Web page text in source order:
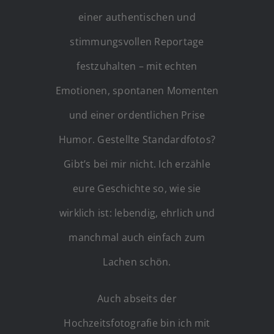
einer authentischen und
stimmungsvollen Reportage
festzuhalten – mit echten
Emotionen, spontanen Momenten
und einer ordentlichen Prise
Humor. Gestellte Standardfotos?
Gibt’s bei mir nicht. Ich erzähle
eure Geschichte so, wie sie
wirklich ist: lebendig, ehrlich und
manchmal auch einfach zum
Lachen schön.
Auch abseits der
Hochzeitsfotografie bin ich mit